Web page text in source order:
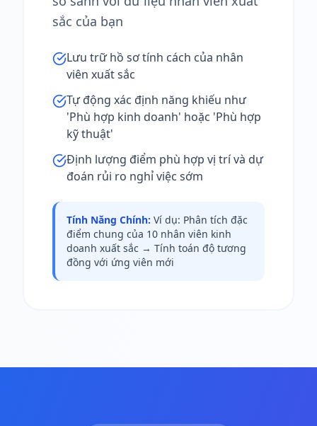
sắc của bạn
Lưu trữ hồ sơ tính cách của nhân
viên xuất sắc
Tự động xác định năng khiếu như
'Phù hợp kinh doanh' hoặc 'Phù hợp
kỹ thuật'
Định lượng điểm phù hợp vị trí và dự
đoán rủi ro nghỉ việc sớm
Tính Năng Chính: Ví dụ: Phân tích đặc
điểm chung của 10 nhân viên kinh
doanh xuất sắc → Tính toán độ tương
đồng với ứng viên mới